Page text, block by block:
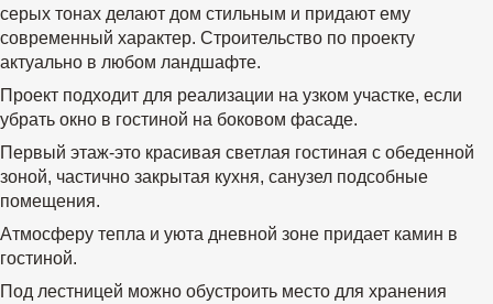
серых тонах делают дом стильным и придают ему
современный характер. Строительство по проекту
актуально в любом ландшафте.
Проект подходит для реализации на узком участке, если
убрать окно в гостиной на боковом фасаде.
Первый этаж-это красивая светлая гостиная с обеденной
зоной, частично закрытая кухня, санузел подсобные
помещения.
Атмосферу тепла и уюта дневной зоне придает камин в
гостиной.
Под лестницей можно обустроить место для хранения